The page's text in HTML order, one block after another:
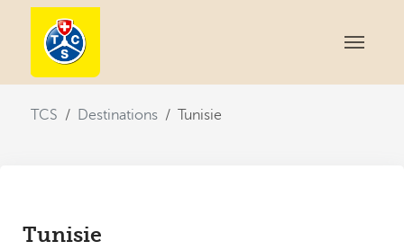
TCS Destinations Tunisie
Tunisie